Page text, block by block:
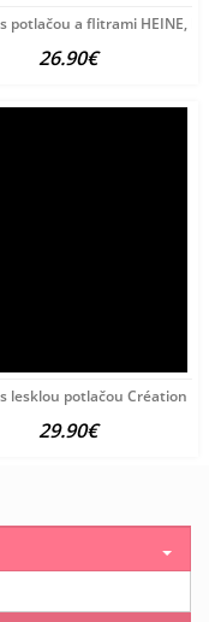
piesková
potlačou a flitrami HEINE,
26.90€
lesklou potlačou Création L,
29.90€